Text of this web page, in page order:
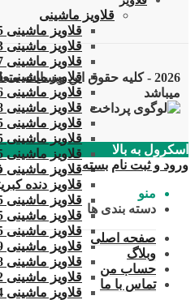
قلاویز ماشینی
قلاویز ماشینی 2.5 میلیمتر
قلاویز ماشینی 3×0/5 میلیمتر.اسکا
قلاویز ماشینی 4X0/7 میلیمتر اسکا
قلاویز ماشینی 5×0/8 میلیمتر اسکا
قلاویز ماشینی 6×1 میلیمتر اسکا
قلاویز ماشینی 8×1.25 میلیمتر .اسکا
قلاویز ماشینی 10X1.5 میلیمتر .اسکا
قلاویز ماشینی 12X1.75 میلیمتر اسکا
قلاویز ماشینی 1.25×24
قلاویز ماشینی
قلاویز دنده کبریتی
قلاویز ماشینی 16X1.5 مارپیچ
قلاویز ماشینی 1.5×12
قلاویز ماشینی 1.5×20 مارپیچ چپ
قلاویز ماشینی 5X0/9
قلاویز ماشینی 3/8 NPT
قلاویز ماشینی 1/2 NPT
قلاویز ماشینی 3/4 NPT
2026 - کلیه حقوق این وبسایت
میباشد
اسکرول به بالا
ورود و ثبت نام بسته
منو
دسته بندی ها
صفحه اصلی
وبلاگ
حساب من
تماس با ما